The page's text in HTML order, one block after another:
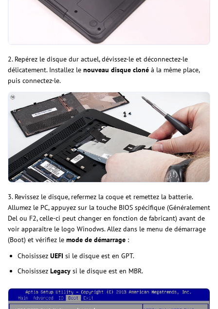
2. Repérez le disque dur actuel, dévissez-le et déconnectez-le
délicatement. Installez le nouveau disque cloné à la même place,
puis connectez-le.
3. Revissez le disque, refermez la coque et remettez la batterie.
Allumez le PC, appuyez sur la touche BIOS spécifique (Généralement
Del ou F2, celle-ci peut changer en fonction de fabricant) avant de
voir apparaître le logo Winodws. Allez dans le menu de démarrage
(Boot) et vérifiez le mode de démarrage :
Choisissez UEFI si le disque est en GPT.
Choisissez Legacy si le disque est en MBR.